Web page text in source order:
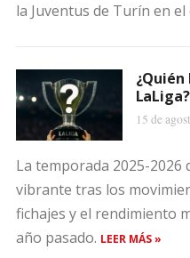
la Juventus de Turín en el
LaLiga?
15 de
La temporada 2025-2026
vibrante tras los
fichajes y el rendimiento
año pasado. LEER MÁS »